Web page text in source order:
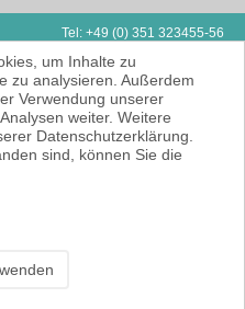
Tel: +49 (0) 351 323455-56
E-Mail:hp@mcdata.de
Datenschutzerklärung
um Inhalte zu
zu analysieren. Außerdem
Verwendung unserer
weiter. Weitere
Datenschutzerklärung.
sind, können Sie die